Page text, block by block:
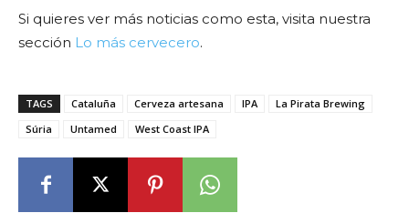
Si quieres ver más noticias como esta, visita nuestra
sección Lo más cervecero.
TAGS Cataluña Cerveza artesana IPA
La Pirata Brewing
Súria
Untamed West Coast IPA